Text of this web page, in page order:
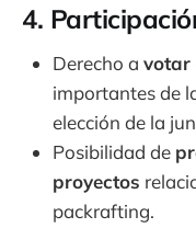
4.
Derecho a votar
importantes de
elección de la
Posibilidad de
proyectos
packrafting.